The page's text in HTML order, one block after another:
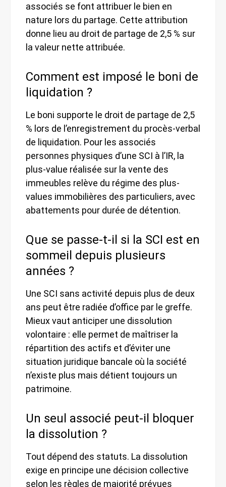
associés se font attribuer le bien en
nature lors du partage. Cette attribution
donne lieu au droit de partage de 2,5 % sur
la valeur nette attribuée.
Comment est imposé le boni de
liquidation ?
Le boni supporte le droit de partage de 2,5
% lors de l’enregistrement du procès-verbal
de liquidation. Pour les associés
personnes physiques d’une SCI à l’IR, la
plus-value réalisée sur la vente des
immeubles relève du régime des plus-
values immobilières des particuliers, avec
abattements pour durée de détention.
Que se passe-t-il si la SCI est en
sommeil depuis plusieurs
années ?
Une SCI sans activité depuis plus de deux
ans peut être radiée d’office par le greffe.
Mieux vaut anticiper une dissolution
volontaire : elle permet de maîtriser la
répartition des actifs et d’éviter une
situation juridique bancale où la société
n’existe plus mais détient toujours un
patrimoine.
Un seul associé peut-il bloquer
la dissolution ?
Tout dépend des statuts. La dissolution
exige en principe une décision collective
selon les règles de majorité prévues